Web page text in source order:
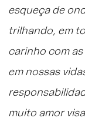
esqueça de
trilhando, em
carinho com
em nossas
muito amor